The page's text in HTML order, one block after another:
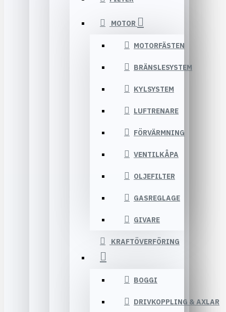
MOTOR
MOTORFÄSTEN
BRÄNSLESYSTEM
KYLSYSTEM
LUFTRENARE
FÖRVÄRMNING
VENTILKÅPA
OLJEFILTER
GASREGLAGE
GIVARE
KRAFTÖVERFÖRING
BOGGI
DRIVKOPPLING & AXLAR